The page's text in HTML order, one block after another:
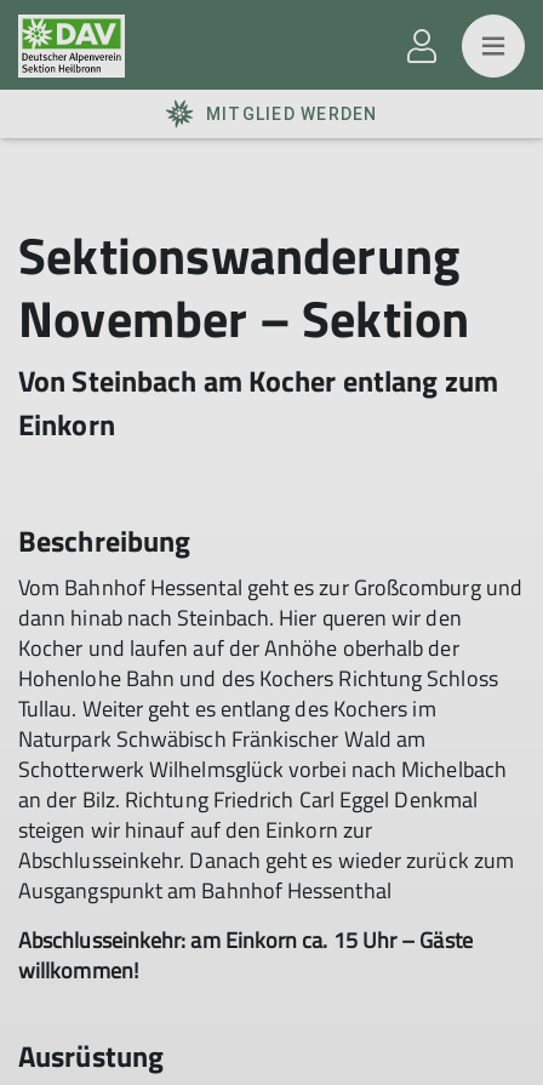
MITGLIED WERDEN
Sektionswanderung
November – Sektion
Von Steinbach am Kocher entlang zum
Einkorn
Beschreibung
Vom Bahnhof Hessental geht es zur Großcomburg und
dann hinab nach Steinbach. Hier queren wir den
Kocher und laufen auf der Anhöhe oberhalb der
Hohenlohe Bahn und des Kochers Richtung Schloss
Tullau. Weiter geht es entlang des Kochers im
Naturpark Schwäbisch Fränkischer Wald am
Schotterwerk Wilhelmsglück vorbei nach Michelbach
an der Bilz. Richtung Friedrich Carl Eggel Denkmal
steigen wir hinauf auf den Einkorn zur
Abschlusseinkehr. Danach geht es wieder zurück zum
Ausgangspunkt am Bahnhof Hessenthal
Abschlusseinkehr: am Einkorn ca. 15 Uhr – Gäste
willkommen!
Ausrüstung